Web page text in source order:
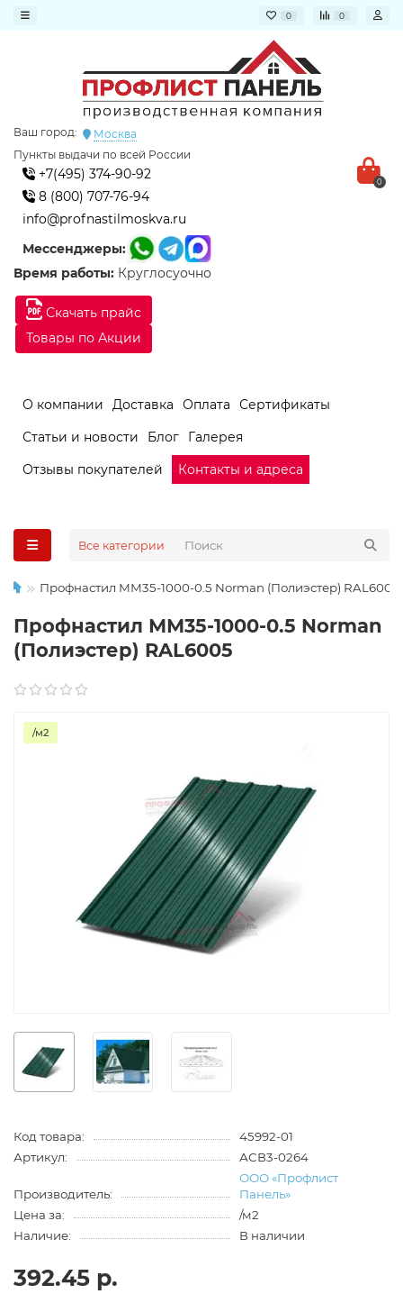
0 0
Скачать прайс
Товары по Акции
Ваш город:
Москва
Пункты выдачи по всей России
+7(495) 374-90-92
8 (800) 707-76-94
info@profnastilmoskva.ru
Мессенджеры:
Время работы: Круглосуочно
0
О компании Доставка Оплата
Сертификаты
Статьи и новости
Блог
Галерея
Отзывы покупателей
Контакты и адреса
Все категории
Профнастил ММ35-1000-0.5 Norman (Полиэстер) RAL6005
Профнастил ММ35-1000-0.5 Norman
(Полиэстер) RAL6005
/м2
Код товара:
45992-01
Артикул:
АСВ3-0264
Производитель:
ООО «Профлист
Панель»
Цена за:
/м2
Наличие:
В наличии
392.45 р.